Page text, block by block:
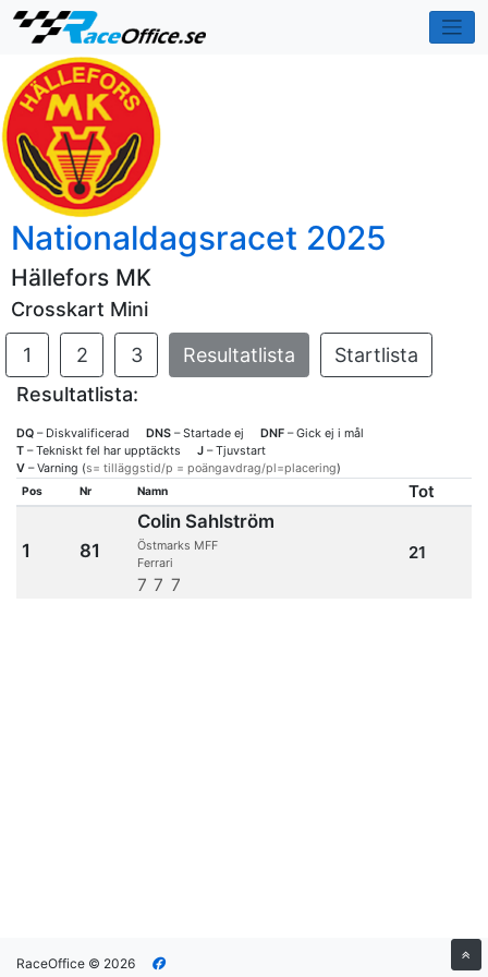
Nationaldagsracet 2025
Hällefors MK
Crosskart Mini
1
2 3 Resultatlista
Startlista
Resultatlista:
DQ – Diskvalificerad DNS – Startade ej DNF – Gick ej i mål
T – Tekniskt fel har upptäckts J – Tjuvstart
V – Varning (s= tilläggstid/p = poängavdrag/pl=placering)
Pos Nr Namn Tot
1 81
Colin Sahlström
Östmarks MFF
Ferrari
7 7 7
21
RaceOffice © 2026